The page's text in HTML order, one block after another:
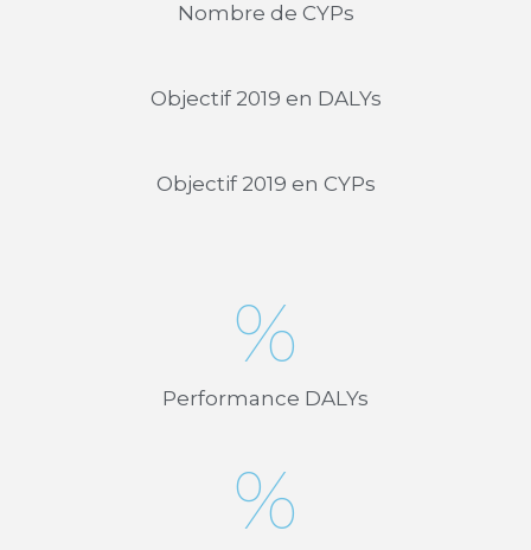
Nombre de CYPs
Objectif 2019 en DALYs
Objectif 2019 en CYPs
%
Performance DALYs
%